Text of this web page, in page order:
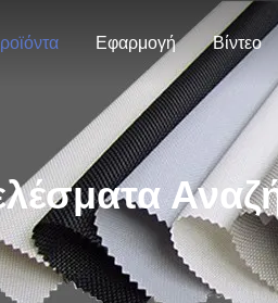
Εφαρμογή Βίντεο